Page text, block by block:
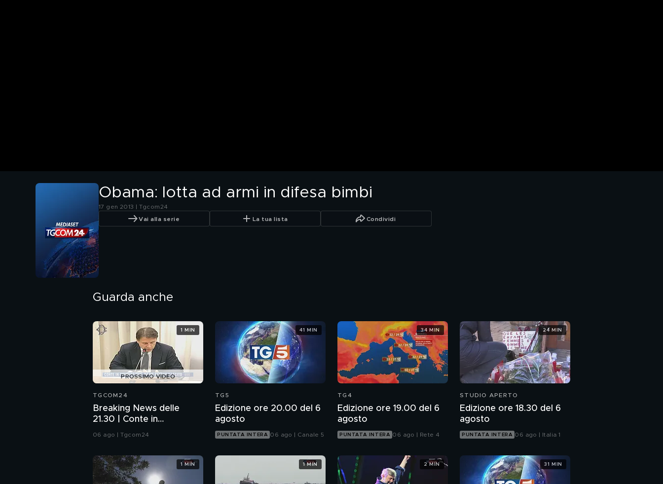
Obama: lotta ad armi in difesa bimbi
17 gen 2013 | Tgcom24
Vai alla serie La tua lista Condividi
Guarda anche
PROSSIMO VIDEO
TGCOM24
Breaking News delle
21.30 | Conte in
Commissione: da me
06 ago | Tgcom24
1 MIN
TG5
Edizione ore 20.00 del 6
agosto
PUNTATA INTERA 06 ago | Canale 5
41 MIN
TG4
Edizione ore 19.00 del 6
agosto
PUNTATA INTERA 06 ago | Rete 4
34 MIN
STUDIO APERTO
Edizione ore 18.30 del 6
agosto
PUNTATA INTERA 06 ago | Italia 1
24 MIN
1 MIN 1 MIN 2 MIN 31 MIN